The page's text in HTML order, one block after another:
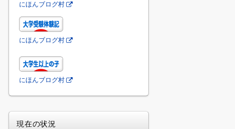
にほんブログ村
にほんブログ村
にほんブログ村
現在の状況